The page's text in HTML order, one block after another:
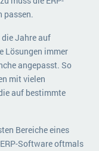
passen.
die Jahre auf
Lösungen immer
angepasst. So
mit vielen
auf bestimmte
Bereiche eines
Software oftmals